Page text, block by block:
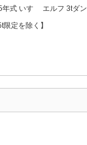
年式 いすゞ エルフ 3tダ
定を除く】